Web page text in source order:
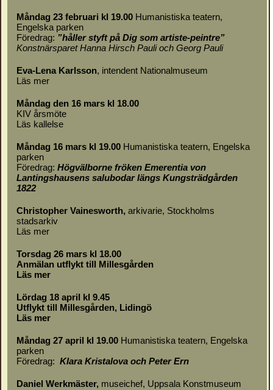
Måndag 23 februari kl 19.00 Humanistiska teatern,
Engelska parken
Föredrag: ”håller styft på Dig som artiste-peintre”
Konstnärsparet Hanna Hirsch Pauli och Georg Pauli
Eva-Lena Karlsson, intendent Nationalmuseum
Läs mer
Måndag den 16 mars kl 18.00
KIV årsmöte
Läs kallelse
Måndag 16 mars kl 19.00 Humanistiska teatern, Engelska
parken
Föredrag: Högvälborne fröken Emerentia von
Lantingshausens salubodar längs Kungsträdgården
1822
Christopher Vainesworth, arkivarie, Stockholms
stadsarkiv
Läs mer
Torsdag 26 mars kl 18.00
Anmälan utflykt till Millesgården
Läs mer
Lördag 18 april kl 9.45
Utflykt till Millesgården, Lidingö
Läs mer
Måndag 27 april kl 19.00 Humanistiska teatern, Engelska
parken
Föredrag: Klara Kristalova och Peter Ern
Daniel Werkmäster, museichef, Uppsala Konstmuseum